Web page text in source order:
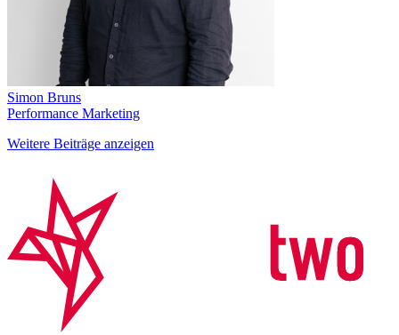
Simon Bruns
Performance Marketing
Weitere Beiträge anzeigen